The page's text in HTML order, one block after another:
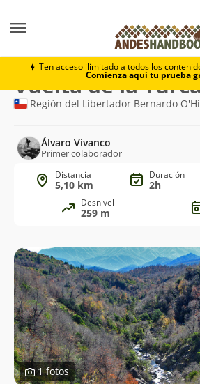
Ten acceso ilimitado a todos los
Comienza aquí tu prueba
Vuelta de la Turca
Ruta
de
trekking
Vuelta de la
Región del Libertador Bernardo
Álvaro Vivanco
Primer colaborador
Distancia
5,10 km
Duración
2h
Desnivel
259 m
1 fotos